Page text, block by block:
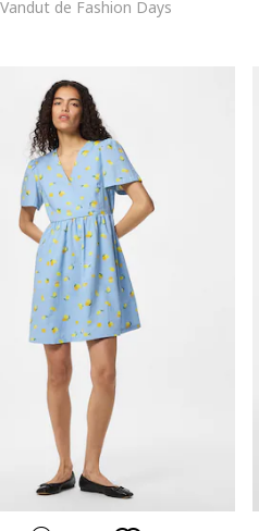
Vandut de Fashion Days